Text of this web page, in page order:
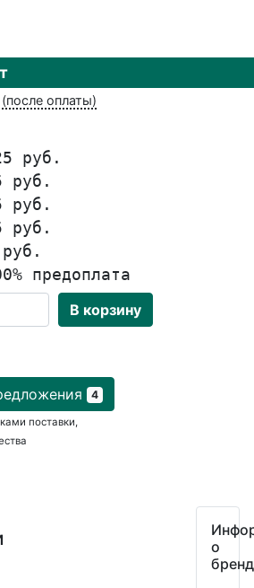
(после оплаты)
руб.
руб.
руб.
руб.
предоплата
В корзину
4
поставки,
о